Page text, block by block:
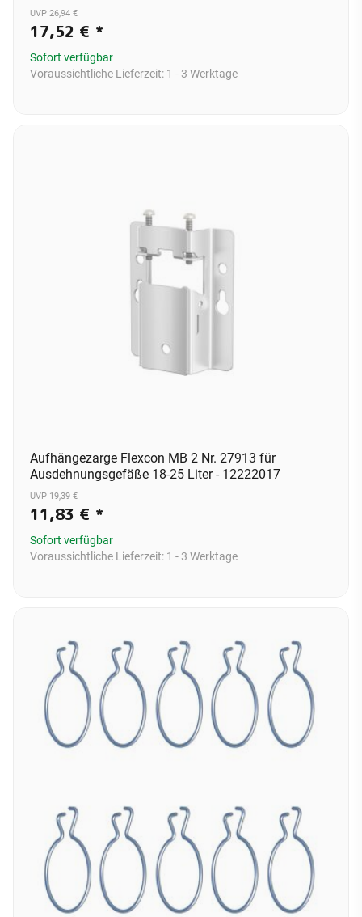
UVP 26,94 €
17,52 € *
Sofort verfügbar
Voraussichtliche Lieferzeit: 1 - 3 Werktage
Aufhängezarge Flexcon MB 2 Nr. 27913 für
Ausdehnungsgefäße 18-25 Liter - 12222017
UVP 19,39 €
11,83 € *
Sofort verfügbar
Voraussichtliche Lieferzeit: 1 - 3 Werktage